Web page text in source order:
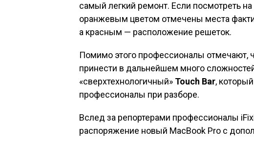
самый легкий ремонт. Если посмотреть
оранжевым цветом отмечены места
а красным — расположение решеток.
Помимо этого профессионалы отмечают,
принести в дальнейшем много
«сверхтехнологичный» Touch Bar,
профессионалы при разборе.
Вслед за репортерами профессионалы
распоряжение новый MacBook Pro с